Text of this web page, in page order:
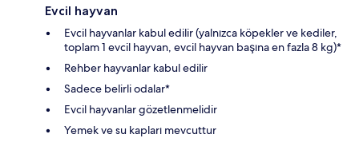
Evcil hayvan
Evcil hayvanlar kabul edilir (yalnızca köpekler ve kediler,
toplam 1 evcil hayvan, evcil hayvan başına en fazla 8 kg)*
Rehber hayvanlar kabul edilir
Sadece belirli odalar*
Evcil hayvanlar gözetlenmelidir
Yemek ve su kapları mevcuttur